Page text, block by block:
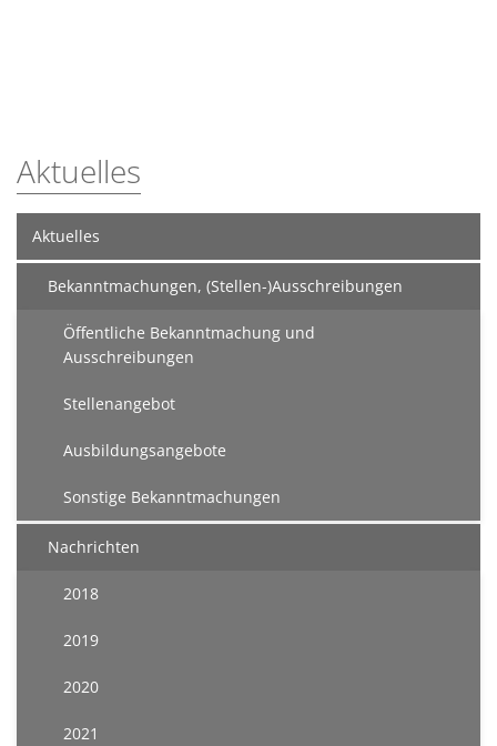
Aktuelles
Aktuelles
Bekanntmachungen, (Stellen-)Ausschreibungen
Öffentliche Bekanntmachung und
Ausschreibungen
Stellenangebot
Ausbildungsangebote
Sonstige Bekanntmachungen
Nachrichten
2018
2019
2020
2021